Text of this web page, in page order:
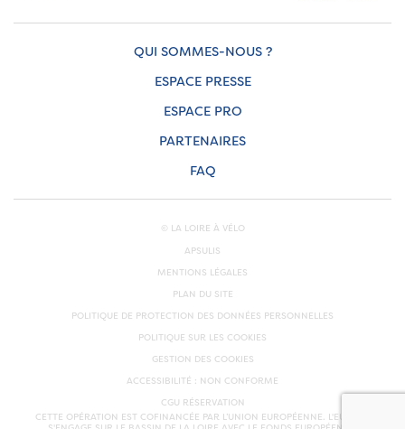
QUI SOMMES-NOUS ?
ESPACE PRESSE
ESPACE PRO
PARTENAIRES
FAQ
© LA LOIRE À VÉLO
APSULIS
MENTIONS LÉGALES
PLAN DU SITE
POLITIQUE DE PROTECTION DES DONNÉES PERSONNELLES
POLITIQUE SUR LES COOKIES
GESTION DES COOKIES
ACCESSIBILITÉ : NON CONFORME
CGU RÉSERVATION
CETTE OPÉRATION EST COFINANCÉE PAR L’UNION EUROPÉENNE. L'EUROPE